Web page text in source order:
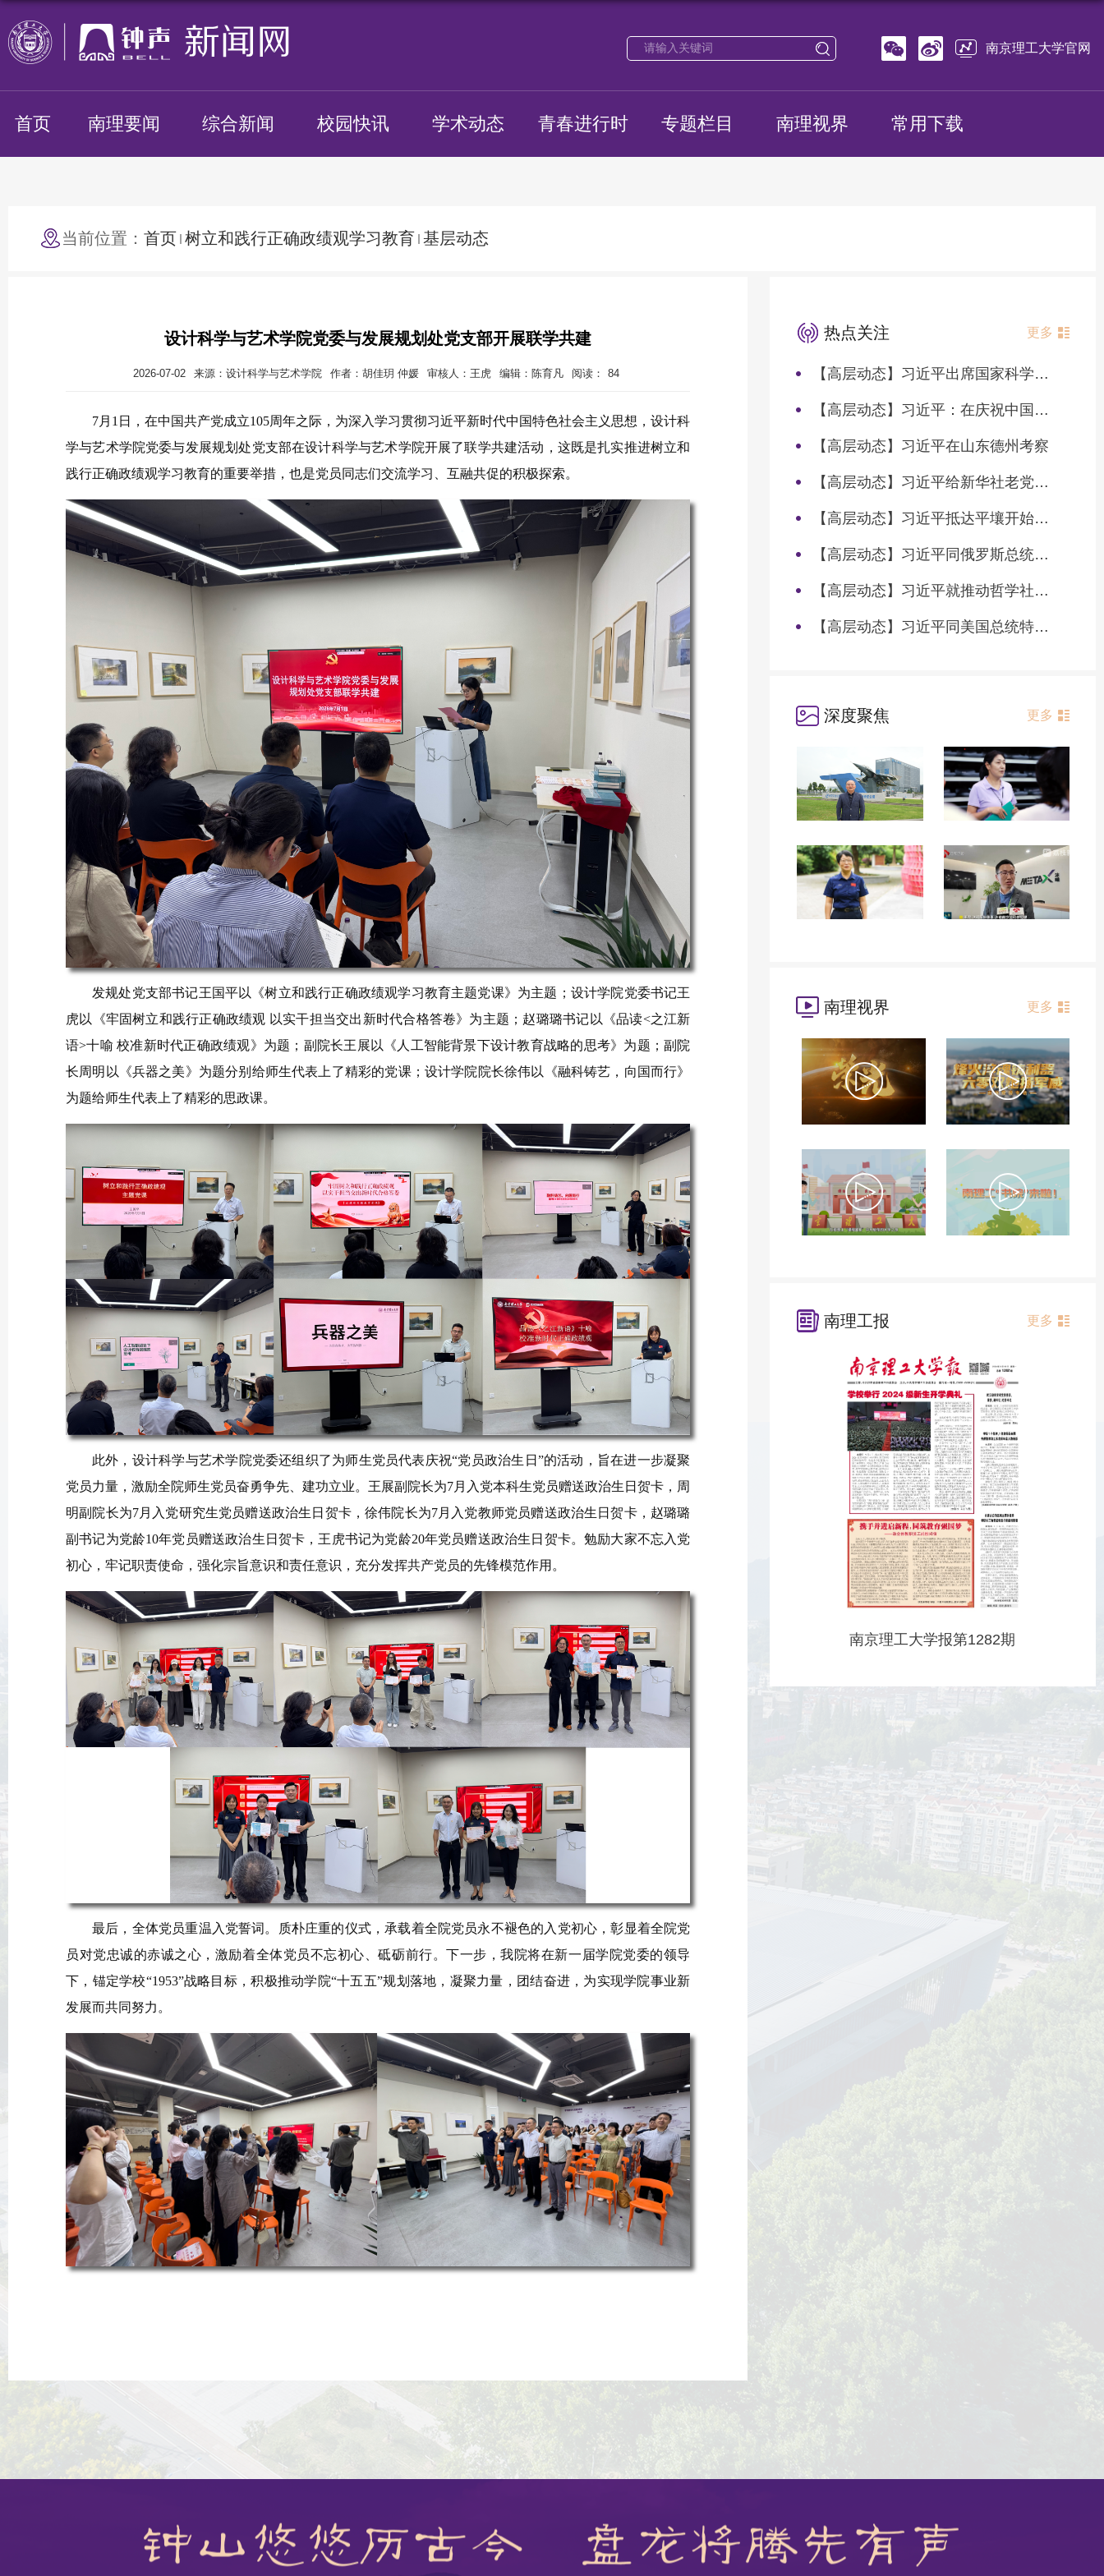
南京理工大学官网
首页 南理要闻 综合新闻 校园快讯 学术动态 青春进行时 专题栏目 南理视界 常用下载
当前位置： 首页 树立和践行正确政绩观学习教育 基层动态
设计科学与艺术学院党委与发展规划处党支部开展联学共建
2026-07-02 来源：设计科学与艺术学院 作者：胡佳玥 仲媛 审核人：王虎 编辑：陈育凡 阅读： 84
7月1日，在中国共产党成立105周年之际，为深入学习贯彻习近平新时代中国特色社会主义思想，设计科
学与艺术学院党委与发展规划处党支部在设计科学与艺术学院开展了联学共建活动，这既是扎实推进树立和
践行正确政绩观学习教育的重要举措，也是党员同志们交流学习、互融共促的积极探索。
发规处党支部书记王国平以《树立和践行正确政绩观学习教育主题党课》为主题；设计学院党委书记王
虎 以 《牢固树立和践行正确政绩观 以实干担当交出新时代合格答卷》 为主题； 赵璐璐书记以《品读<之江新
语>十喻 校准新时代正确政绩观》为题； 副院长王展以《人工智能背景下设计教育战略的思考》为题；副院
长周明以《兵器之美》为题分别 给师生代表上了精彩的党课；设计学院 院长徐伟以《融科铸艺，向国而行》
为题给师生代表上了精彩的思政课。
此外，设计科学与艺术学院党委还组织了为师生党员代表庆祝“党员政治生日”的活动，旨在进一步凝聚
党员力量，激励全院师生党员奋勇争先、建功立业。王展副院长为7月入党本科生党员赠送政治生日贺卡，周
明副院长为7月入党研究生党员赠送政治生日贺卡，徐伟院长为7月入党教师党员赠送政治生日贺卡，赵璐璐
副书记为党龄10年党员赠送政治生日贺卡，王虎书记为党龄20年党员赠送政治生日贺卡。勉励大家不忘入党
初心，牢记职责使命，强化宗旨意识和责任意识，充分发挥共产党员的先锋模范作用。
最后，全体党员重温入党誓词。质朴庄重的仪式，承载着全院党员永不褪色的入党初心，彰显着全院党
员对党忠诚的赤诚之心，激励着全体党员不忘初心、砥砺前行。下一步，我院将在新一届学院党委的领导
下，锚定学校“1953”战略目标，积极推动学院“十五五”规划落地，凝聚力量，团结奋进，为实现学院事业新
发展而共同努力。
热点关注 更多
【高层动态】习近平出席国家科学技术奖励大会两院院士大会中国科协第十一次全国代表大会并发表重要讲话
【高层动态】习近平：在庆祝中国共产党成立105周年大会上的讲话
【高层动态】习近平在山东德州考察
【高层动态】习近平给新华社老党员张连生回信强调 传承红色基因 在新征程上书写优异答卷
【高层动态】习近平抵达平壤开始对朝鲜进行国事访问
【高层动态】习近平同俄罗斯总统普京会谈
【高层动态】习近平就推动哲学社会科学高质量发展作出重要指示
【高层动态】习近平同美国总统特朗普会谈
深度聚焦 更多
南理视界 更多
南理工报 更多
南京理工大学报第1282期